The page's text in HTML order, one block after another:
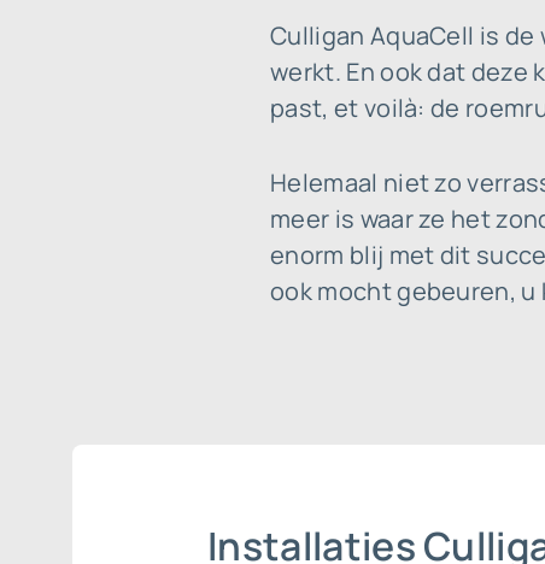
Culligan AquaCell is
werkt. En ook dat
past, et voilà: de
Helemaal niet zo
meer is waar ze het
enorm blij met dit
ook mocht gebeuren,
Installaties